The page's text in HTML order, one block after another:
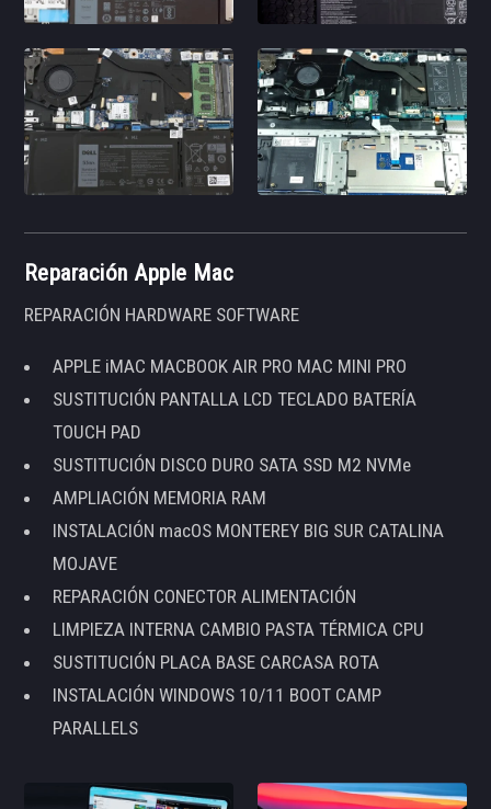
Reparación Apple Mac
REPARACIÓN HARDWARE SOFTWARE
APPLE iMAC MACBOOK AIR PRO MAC MINI PRO
SUSTITUCIÓN PANTALLA LCD TECLADO BATERÍA
TOUCH PAD
SUSTITUCIÓN DISCO DURO SATA SSD M2 NVMe
AMPLIACIÓN MEMORIA RAM
INSTALACIÓN macOS MONTEREY BIG SUR CATALINA
MOJAVE
REPARACIÓN CONECTOR ALIMENTACIÓN
LIMPIEZA INTERNA CAMBIO PASTA TÉRMICA CPU
SUSTITUCIÓN PLACA BASE CARCASA ROTA
INSTALACIÓN WINDOWS 10/11 BOOT CAMP
PARALLELS